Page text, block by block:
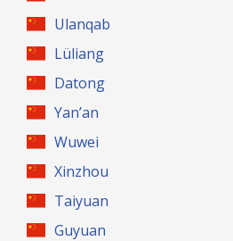
Ulanqab
Lüliang
Datong
Yan’an
Wuwei
Xinzhou
Taiyuan
Guyuan